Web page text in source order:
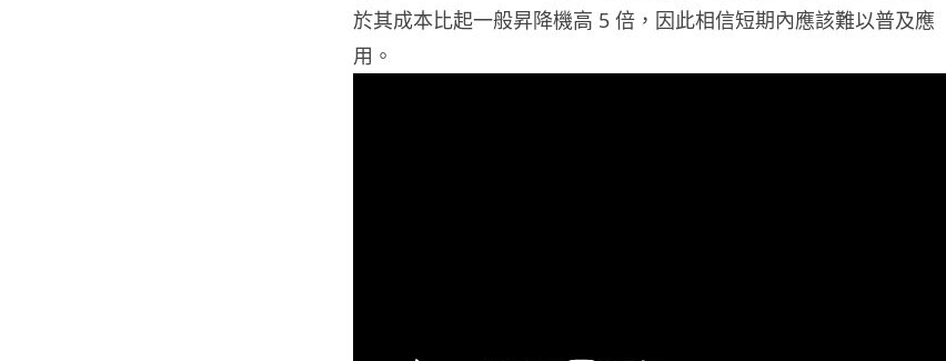
於其成本比起一般昇降機高 5 倍，因此相信短期內應該難以普及應
用。